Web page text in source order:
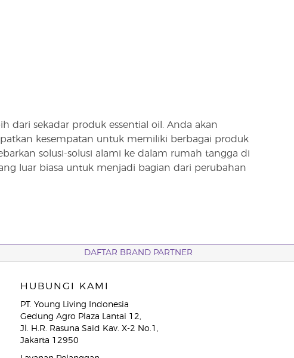
dari sekadar produk essential oil. Anda akan
kesempatan untuk memiliki berbagai produk
solusi-solusi alami ke dalam rumah tangga di
luar biasa untuk menjadi bagian dari perubahan
DAFTAR BRAND PARTNER
HUBUNGI KAMI
PT. Young Living Indonesia
Gedung Agro Plaza Lantai 12,
Jl. H.R. Rasuna Said Kav. X-2 No.1,
Jakarta 12950